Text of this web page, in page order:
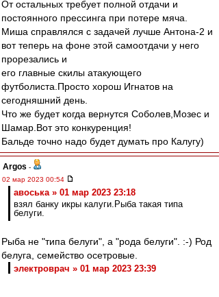
От остальных требует полной отдачи и
постоянного прессинга при потере мяча.
Миша справлялся с задачей лучше Антона-2 и
вот теперь на фоне этой самоотдачи у него
прорезались и
его главные скилы атакующего
футболиста.Просто хорош Игнатов на
сегодняшний день.
Что же будет когда вернутся Соболев,Мозес и
Шамар.Вот это конкуренция!
Бальде точно надо будет думать про Калугу)
Argos -
02 мар 2023 00:54
авоська » 01 мар 2023 23:18
взял банку икры калуги.Рыба такая типа
белуги.
Рыба не "типа белуги", а "рода белуги". :-) Род
белуга, семейство осетровые.
электроврач » 01 мар 2023 23:39